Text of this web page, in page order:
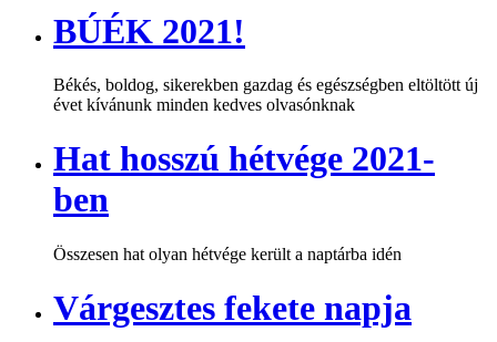
BÚÉK 2021!
Békés, boldog, sikerekben gazdag és egészségben eltöltött új
évet kívánunk minden kedves olvasónknak
Hat hosszú hétvége 2021-
ben
Összesen hat olyan hétvége került a naptárba idén
Várgesztes fekete napja